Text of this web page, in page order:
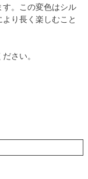
。この変色はシル
り長く楽しむこと
さい。